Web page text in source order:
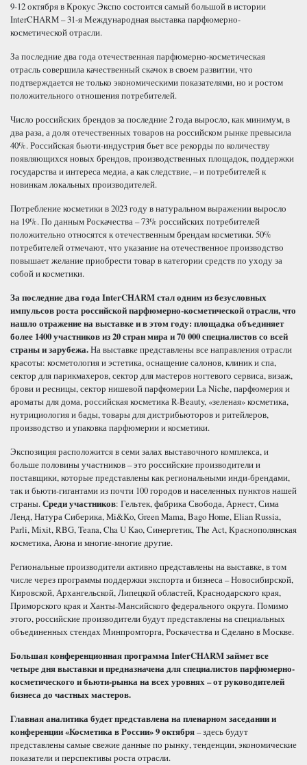
9-12 октября в Крокус Экспо состоится самый большой в истории
InterCHARM – 31-я Международная выставка парфюмерно-
косметической отрасли.
За последние два года отечественная парфюмерно-косметическая
отрасль совершила качественный скачок в своем развитии, что
подтверждается не только экономическими показателями, но и ростом
положительного отношения потребителей.
Число российских брендов за последние 2 года выросло, как минимум, в
два раза, а доля отечественных товаров на российском рынке превысила
40%. Российская бьюти-индустрия бьет все рекорды по количеству
появляющихся новых брендов, производственных площадок, поддержки
государства и интереса медиа, а как следствие, – и потребителей к
новинкам локальных производителей.
Потребление косметики в 2023 году в натуральном выражении выросло
на 19%. По данным Роскачества – 73% российских потребителей
положительно относятся к отечественным брендам косметики. 50%
потребителей отмечают, что указание на отечественное производство
повышает желание приобрести товар в категории средств по уходу за
собой и косметики.
За последние два годаInterCHARMстал одним из безусловных
импульсов роста российской парфюмерно-косметической отрасли, что
нашло отражение на выставке и в этом году: площадка объединяет
более 1400 участников из 20 стран мира и 70 000 специалистов со всей
страны и зарубежа.На выставке представлены все направления отрасли
красоты: косметология и эстетика, оснащение салонов, клиник и спа,
сектор для парикмахеров, сектор для мастеров ногтевого сервиса, визаж,
брови и ресницы, сектор нишевой парфюмерии La Niche, парфюмерия и
ароматы для дома, российская косметика R-Beauty, «зеленая» косметика,
нутрициология и бады, товары для дистрибьюторов и ритейлеров,
производство и упаковка парфюмерии и косметики.
Экспозиция расположится в семи залах выставочного комплекса, и
больше половины участников – это российские производители и
поставщики, которые представлены как региональными инди-брендами,
так и бьюти-гигантами из почти 100 городов и населенных пунктов нашей
страны.Среди участников: Гельтек, фабрика Свобода, Арнест, Сима
Ленд, Натура Сиберика, Mi&Ko, Green Mama, Bago Home, Elian Russia,
Parli, Mixit, RBG, Teana, Cha U Kao, Синергетик, The Act, Краснополянская
косметика, Аюна и многие-многие другие.
Региональные производители активно представлены на выставке, в том
числе через программы поддержки экспорта и бизнеса – Новосибирской,
Кировской, Архангельской, Липецкой областей, Краснодарского края,
Приморского края и Ханты-Мансийского федерального округа. Помимо
этого, российские производители будут представлены на специальных
объединенных стендах Минпромторга, Роскачества и Сделано в Москве.
Большая конференционная программаInterCHARMзаймет все
четыре дня выставки и предназначена для специалистов парфюмерно-
косметического и бьюти-рынка на всех уровнях – от руководителей
бизнеса до частных мастеров.
Главная аналитика будет представлена на пленарном заседании и
конференции «Косметика в России» 9 октября– здесь будут
представлены самые свежие данные по рынку, тенденции, экономические
показатели и перспективы роста отрасли.